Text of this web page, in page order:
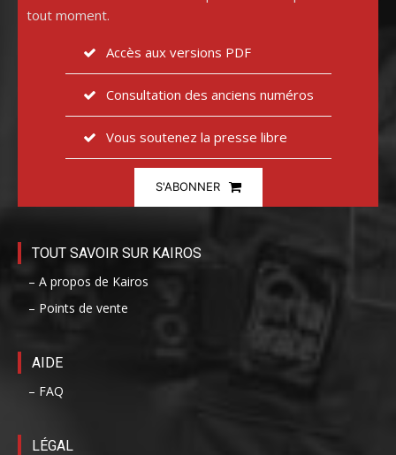
tout moment.
Accès aux versions PDF
Consultation des anciens numéros
Vous soutenez la presse libre
S'ABONNER
TOUT SAVOIR SUR KAIROS
– A propos de Kairos
– Points de vente
AIDE
– FAQ
LÉGAL